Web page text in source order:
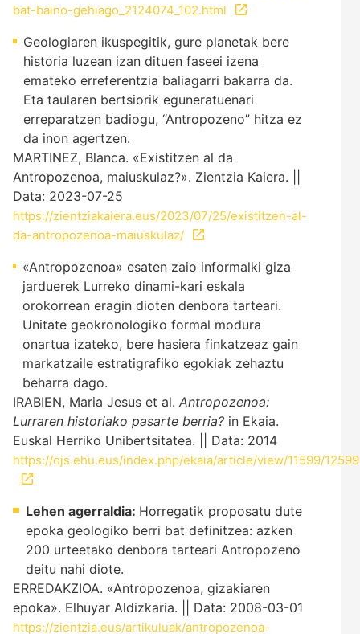
bat-baino-gehiago_2124074_102.html
Geologiaren ikuspegitik, gure planetak bere
historia luzean izan dituen faseei izena
emateko erreferentzia baliagarri bakarra da.
Eta taularen bertsiorik eguneratuenari
erreparatzen badiogu, “Antropozeno” hitza ez
da inon agertzen.
MARTINEZ, Blanca. «Existitzen al da
Antropozenoa, maiuskulaz?». Zientzia Kaiera. ||
Data: 2023-07-25
https://zientziakaiera.eus/2023/07/25/existitzen-al-
da-antropozenoa-maiuskulaz/
«Antropozenoa» esaten zaio informalki giza
jarduerek Lurreko dinami-kari eskala
orokorrean eragin dioten denbora tarteari.
Unitate geokronologiko formal modura
onartua izateko, bere hasiera finkatzeaz gain
markatzaile estratigrafiko egokiak zehaztu
beharra dago.
IRABIEN, Maria Jesus et al. Antropozenoa:
Lurraren historiako pasarte berria? in Ekaia.
Euskal Herriko Unibertsitatea. || Data: 2014
https://ojs.ehu.eus/index.php/ekaia/article/view/11599/12599
Lehen agerraldia: Horregatik proposatu dute
epoka geologiko berri bat definitzea: azken
200 urteetako denbora tarteari Antropozeno
deitu nahi diote.
ERREDAKZIOA. «Antropozenoa, gizakiaren
epoka». Elhuyar Aldizkaria. || Data: 2008-03-01
https://zientzia.eus/artikuluak/antropozenoa-